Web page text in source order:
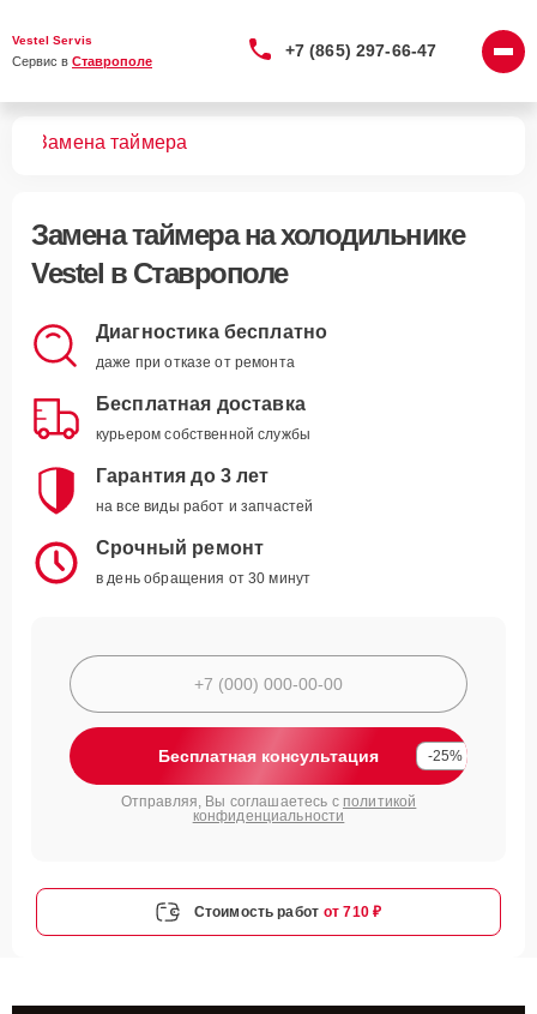
Vestel Servis
Сервис в Ставрополе
+7 (865) 297-66-47
Замена таймера
Замена таймерана холодильнике
Vestel в Ставрополе
Диагностика бесплатно
даже при отказе от ремонта
Бесплатная доставка
курьером собственной службы
Гарантия до 3 лет
на все виды работ и запчастей
Срочный ремонт
в день обращения от 30 минут
Бесплатная консультация -25%
Отправляя, Вы соглашаетесь с политикой
конфиденциальности
Стоимость работ от 710 ₽